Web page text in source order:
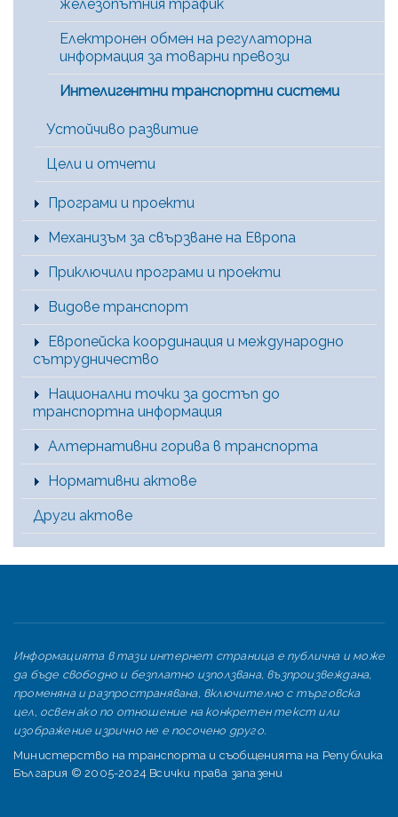
железопътния трафик
Електронен обмен на регулаторна
информация за товарни превози
Интелигентни транспортни системи
Устойчиво развитие
Цели и отчети
Програми и проекти
Механизъм за свързване на Европа
Приключили програми и проекти
Видове транспорт
Европейска координация и международно
сътрудничество
Национални точки за достъп до
транспортна информация
Алтернативни горива в транспорта
Нормативни актове
Други актове
Информацията в тази интернет страница е публична и може
да бъде свободно и безплатно използвана, възпроизвеждана,
променяна и разпространявана, включително с търговска
цел, освен ако по отношение на конкретен текст или
изображение изрично не е посочено друго.
Министерство на транспорта и съобщенията на Република
България © 2005-2024 Всички права запазени